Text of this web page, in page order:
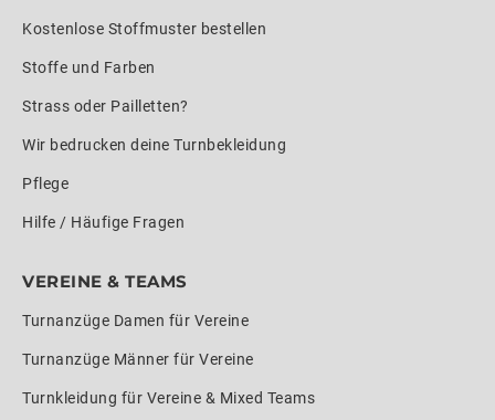
Kostenlose Stoffmuster bestellen
Stoffe und Farben
Strass oder Pailletten?
Wir bedrucken deine Turnbekleidung
Pflege
Hilfe / Häufige Fragen
VEREINE & TEAMS
Turnanzüge Damen für Vereine
Turnanzüge Männer für Vereine
Turnkleidung für Vereine & Mixed Teams